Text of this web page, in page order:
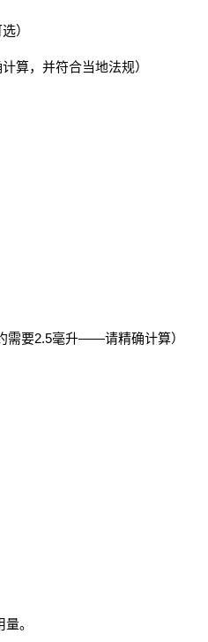
）
算，并符合当地法规）
需要2.5毫升——请精确计算）
。